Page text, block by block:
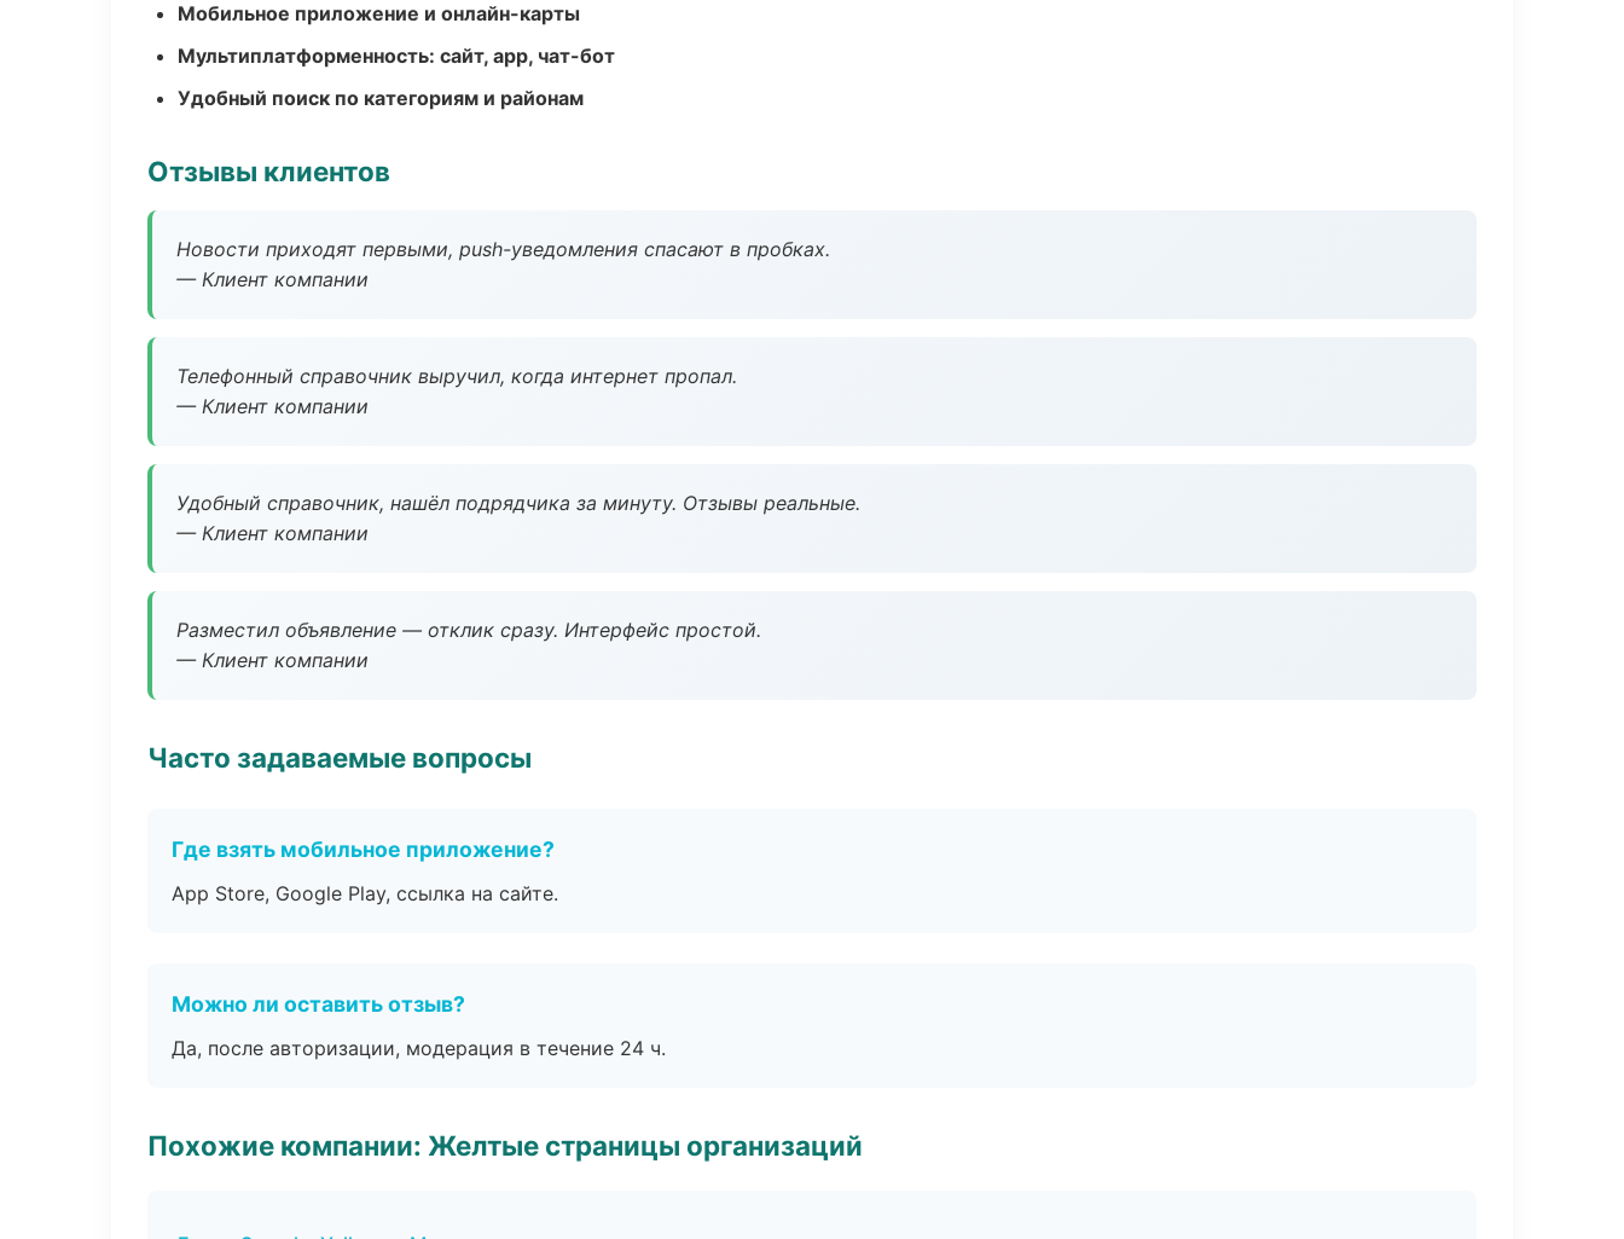
Мобильное приложение и онлайн-карты
Мультиплатформенность: сайт, app, чат-бот
Удобный поиск по категориям и районам
Отзывы клиентов
Новости приходят первыми, push-уведомления спасают в пробках.
— Клиент компании
Телефонный справочник выручил, когда интернет пропал.
— Клиент компании
Удобный справочник, нашёл подрядчика за минуту. Отзывы реальные.
— Клиент компании
Разместил объявление — отклик сразу. Интерфейс простой.
— Клиент компании
Часто задаваемые вопросы
Где взять мобильное приложение?
App Store, Google Play, ссылка на сайте.
Можно ли оставить отзыв?
Да, после авторизации, модерация в течение 24 ч.
Похожие компании: Желтые страницы организаций